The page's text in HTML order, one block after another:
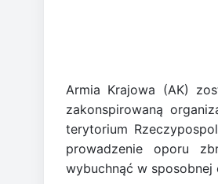
Armia Krajowa (AK)
zakonspirowaną
terytorium
prowadzenie oporu
wybuchnąć w sposobnej